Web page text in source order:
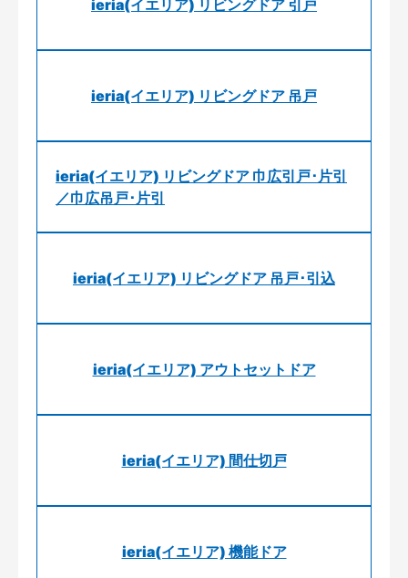
ieria(イエリア) リビングドア 引戸
ieria(イエリア) リビングドア 吊戸
ieria(イエリア) リビングドア 巾広引戸･片引
／巾広吊戸･片引
ieria(イエリア) リビングドア 吊戸･引込
ieria(イエリア) アウトセットドア
ieria(イエリア) 間仕切戸
ieria(イエリア) 機能ドア